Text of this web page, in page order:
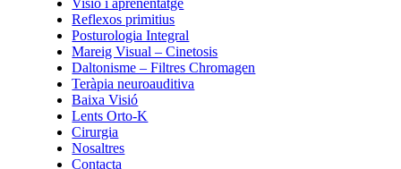
Visió i aprenentatge
Reflexos primitius
Posturologia Integral
Mareig Visual – Cinetosis
Daltonisme – Filtres Chromagen
Teràpia neuroauditiva
Baixa Visió
Lents Orto-K
Cirurgia
Nosaltres
Contacta